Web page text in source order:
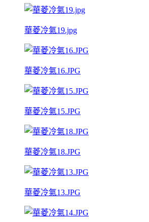
華菱冷氣19.jpg
華菱冷氣16.JPG
華菱冷氣15.JPG
華菱冷氣18.JPG
華菱冷氣13.JPG